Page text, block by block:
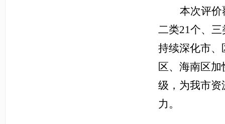
本次评价
二类21个、
持续深化市
区、海南区
级，为我市
力。